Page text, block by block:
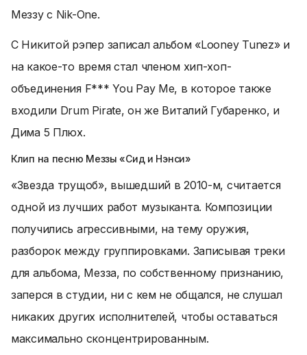
Меззу с Nik-One.
С Никитой рэпер записал альбом «Looney Tunez» и
на какое-то время стал членом хип-хоп-
объединения F*** You Pay Me, в которое также
входили Drum Pirate, он же Виталий Губаренко, и
Дима 5 Плюх.
Клип на песню Меззы «Сид и Нэнси»
«Звезда трущоб», вышедший в 2010-м, считается
одной из лучших работ музыканта. Композиции
получились агрессивными, на тему оружия,
разборок между группировками. Записывая треки
для альбома, Мезза, по собственному признанию,
заперся в студии, ни с кем не общался, не слушал
никаких других исполнителей, чтобы оставаться
максимально сконцентрированным.